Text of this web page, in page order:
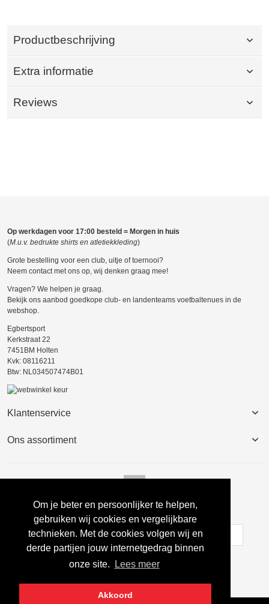
Om je beter en persoonlijker te helpen,
gebruiken wij cookies en vergelijkbare
technieken. Met de cookies volgen wij en
derde partijen jouw internetgedrag binnen
onze site.
Lees meer
Akkoord
Productbeschrijving
Extra informatie
Reviews
Op werkdagen voor 17:00 besteld = Morgen in huis
(M.u.v. bedrukte shirts en atletiekkleding)
Grote bestelling voor een club, uitje of toernooi?
Neem contact met ons op, wij denken graag mee!
Vragen? We helpen je graag.
Bekijk ons aanbod goedkope club- en landenteams voetbaltenues in de
webshop.
Egbertsport
Kerkstraat 22
7451BM Holten
Kvk: 08116211
Btw: NL034507474B01
Klantenservice
Ons assortiment
Nieuwsbrief
Inschrijven